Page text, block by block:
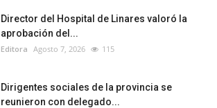
Director del Hospital de Linares valoró la
aprobación del...
Editora Agosto 7, 2026 115
Dirigentes sociales de la provincia se
reunieron con delegado...